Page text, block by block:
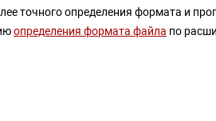
точного определения формата и
определения формата файла по